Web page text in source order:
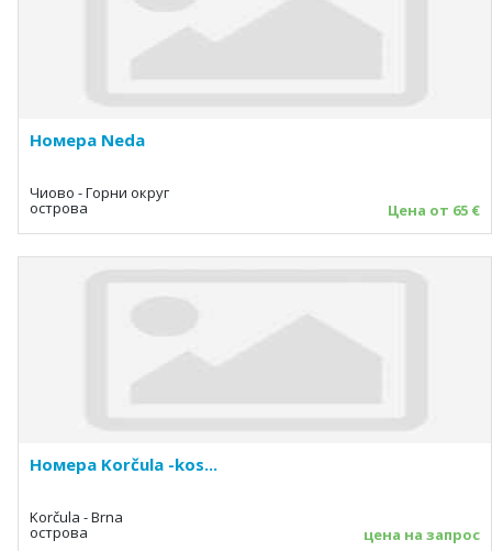
Номера Neda
Чиово - Горни округ
острова Цена от 65 €
Номера Korčula -kos...
Korčula - Brna
острова цена на запрос